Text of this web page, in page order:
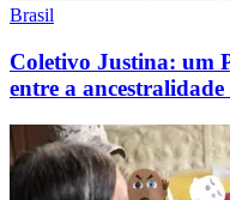
Brasil
Coletivo Justina: um
entre a